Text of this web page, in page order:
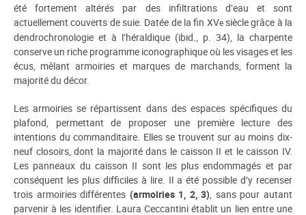
été fortement altérés par des infiltrations d’eau et sont
actuellement couverts de suie. Datée de la fin XVesiècle grâce à la
dendrochronologie et à l’héraldique (ibid., p. 34), la charpente
conserve un riche programme iconographique où les visages et les
écus, mêlant armoiries et marques de marchands, forment la
majorité du décor.
Les armoiries se répartissent dans des espaces spécifiques du
plafond, permettant de proposer une première lecture des
intentions du commanditaire. Elles se trouvent sur au moins dix-
neuf closoirs, dont la majorité dans le caisson II et le caisson IV.
Les panneaux du caisson II sont les plus endommagés et par
conséquent les plus difficiles à lire. Il a été possible d’y recenser
trois armoiries différentes (armoiries 1, 2, 3) , sans pour autant
parvenir à les identifier. Laura Ceccantini établit un lien entre une